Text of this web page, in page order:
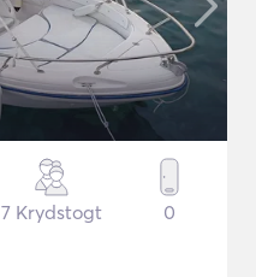
7 Krydstogt 0